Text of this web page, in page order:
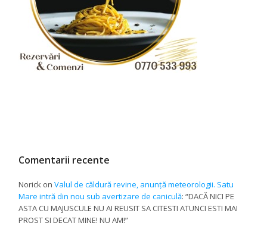
Comentarii recente
Norick onValul de căldură revine, anunță meteorologii. Satu
Mare intră din nou sub avertizare de caniculă: “DACĂ NICI PE
ASTA CU MAJUSCULE NU AI REUSIT SA CITESTI ATUNCI ESTI MAI
PROST SI DECAT MINE! NU AM!”